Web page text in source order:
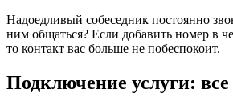
Надоедливый собеседник постоянно
ним общаться? Если добавить номер в
то контакт вас больше не побеспокоит.
Подключение услуги: